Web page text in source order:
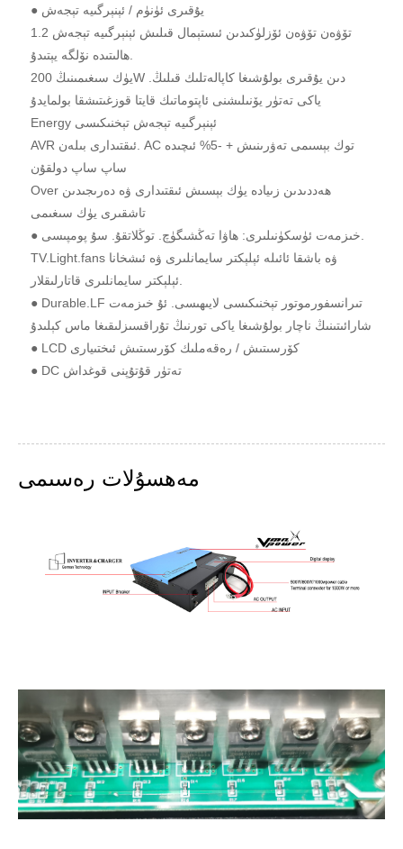
● يۇقىرى ئۈنۈم / ئېنېرگىيە تېجەش
1.2 تۆۋەن تۆۋەن ئۆزلۈكىدىن ئىستېمال قىلىش ئېنېرگىيە تېجەش
يۈك سىغىمىنىڭ 200W دىن يۇقىرى بولۇشىغا كاپالەتلىك قىلىڭ.
ياكى تەتۈر يۆنىلىشنى ئاپتوماتىك قايتا قوزغىتىشقا بولمايدۇ
Energy ئېنېرگىيە تېجەش تېخنىكىسى
AVR ئىقتىدارى بىلەن. AC توك بېسىمى تەۋرىنىش + -5% ئىچىدە
ساپ ساپ دولقۇن
Over ھەددىدىن زىيادە يۈك بېسىش ئىقتىدارى ۋە دەرىجىدىن
تاشقىرى يۈك سىغىمى
● خىزمەت ئۈسكۈنىلىرى: ھاۋا تەڭشىگۈچ. توڭلاتقۇ. سۇ پومپىسى.
TV.Light.fans ۋە باشقا ئائىلە ئېلېكتر سايمانلىرى ۋە ئىشخانا
● Durable.LF تىرانسفورموتور تېخنىكىسى لايىھىسى. ئۇ خىزمەت
شارائىتىنىڭ ناچار بولۇشىغا ياكى تورنىڭ تۇراقسىزلىقىغا ماس كېلىدۇ
● LCD كۆرسىتىش / رەقەملىك كۆرسىتىش ئىختىيارى
● DC تەتۈر قۇتۇپنى قوغداش
مەھسۇلات رەسىمى